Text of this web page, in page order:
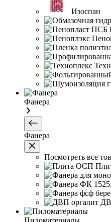
Изоспан
Фанера
Фанера
Посмотреть все
Пиломатериалы